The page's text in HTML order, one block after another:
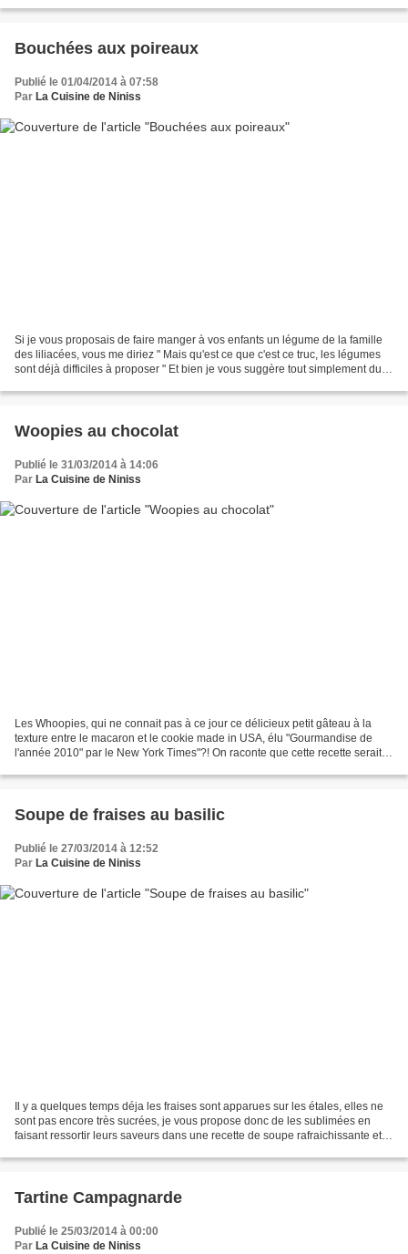
Bouchées aux poireaux
Publié le 01/04/2014 à 07:58
Par La Cuisine de Niniss
Si je vous proposais de faire manger à vos enfants un légume de la famille
des liliacées, vous me diriez " Mais qu'est ce que c'est ce truc, les légumes
sont déjà difficiles à proposer " Et bien je vous suggère tout simplement du
Woopies au chocolat
Publié le 31/03/2014 à 14:06
Par La Cuisine de Niniss
Les Whoopies, qui ne connait pas à ce jour ce délicieux petit gâteau à la
texture entre le macaron et le cookie made in USA, élu "Gourmandise de
l'année 2010" par le New York Times"?! On raconte que cette recette serait
Soupe de fraises au basilic
Publié le 27/03/2014 à 12:52
Par La Cuisine de Niniss
Il y a quelques temps déja les fraises sont apparues sur les étales, elles ne
sont pas encore très sucrées, je vous propose donc de les sublimées en
faisant ressortir leurs saveurs dans une recette de soupe rafraichissante et
Tartine Campagnarde
Publié le 25/03/2014 à 00:00
Par La Cuisine de Niniss